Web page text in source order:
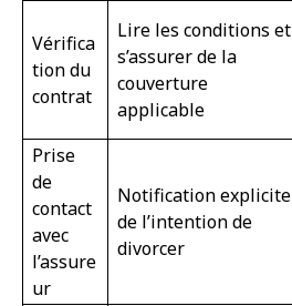
Vérifica
tion du
contrat
Lire les conditions et
s’assurer de la
couverture
applicable
Prise
de
contact
avec
l’assure
ur
Notification explicite
de l’intention de
divorcer